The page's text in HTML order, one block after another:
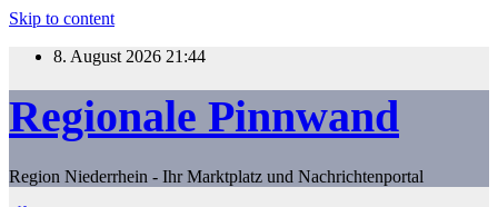
Skip to content
8. August 2026 21:44
Regionale Pinnwand
Region Niederrhein - Ihr Marktplatz und Nachrichtenportal